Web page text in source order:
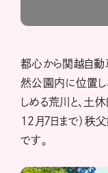
都心から関越自
然公園内に位置し
しめる荒川と、土
12月7日まで）秩
です。